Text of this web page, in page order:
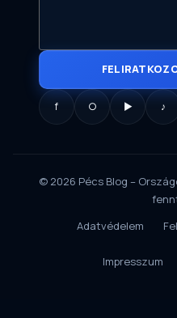
f ○ ▶ ♪
© 2026 Pécs Blog –
Adatvédelem
Impresszum